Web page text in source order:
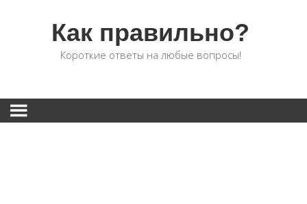
Как правильно?
Короткие ответы на любые вопросы!